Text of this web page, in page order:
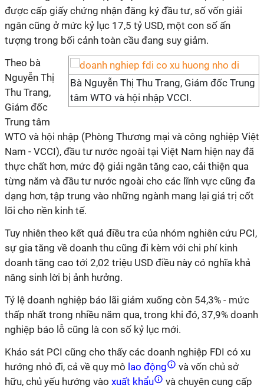
được cấp giấy chứng nhận đăng ký đầu tư, số vốn giải
ngân cũng ở mức kỷ lục 17,5 tỷ USD, một con số ấn
tượng trong bối cảnh toàn cầu đang suy giảm.
Bà Nguyễn Thị Thu Trang, Giám đốc Trung
tâm WTO và hội nhập VCCI.
Theo bà
Nguyễn Thị
Thu Trang,
Giám đốc
Trung tâm
WTO và hội nhập (Phòng Thương mại và công nghiệp Việt
Nam - VCCI), đầu tư nước ngoài tại Việt Nam hiện nay đã
thực chất hơn, mức độ giải ngân tăng cao, cải thiện qua
từng năm và đầu tư nước ngoài cho các lĩnh vực cũng đa
dạng hơn, tập trung vào những ngành mang lại giá trị cốt
lõi cho nền kinh tế.
Tuy nhiên theo kết quả điều tra của nhóm nghiên cứu PCI,
sự gia tăng về doanh thu cũng đi kèm với chi phí kinh
doanh tăng cao tới 2,02 triệu USD điều này có nghĩa khả
năng sinh lời bị ảnh hưởng.
Tỷ lệ doanh nghiệp báo lãi giảm xuống còn 54,3% - mức
thấp nhất trong nhiều năm qua, trong khi đó, 37,9% doanh
nghiệp báo lỗ cũng là con số kỷ lục mới.
Khảo sát PCI cũng cho thấy các doanh nghiệp FDI có xu
hướng nhỏ đi, cả về quy mô lao động
và vốn chủ sở
hữu, chủ yếu hướng vào xuất khẩu
và chuyên cung cấp